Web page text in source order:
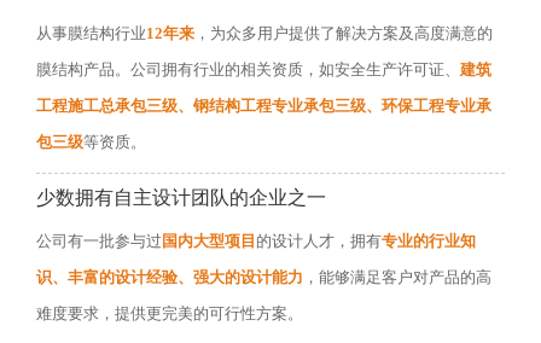
从事膜结构行业12年来 ，为众多用户提供了解决方案及高度满意的
膜结构产品。公司拥有行业的相关资质，如安全生产许可证、 建筑
工程施工总承包三级、钢结构工程专业承包三级、环保工程专业承
包三级等资质。
少数拥有自主设计团队的企业之一
公司有一批参与过 国内大型项目 的设计人才，拥有专业的行业知
识、丰富的设计经验、强大的设计能力 ，能够满足客户对产品的高
难度要求，提供更完美的可行性方案。